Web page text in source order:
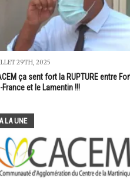
29TH, 2025
ça sent fort la RUPTURE entre
France et le Lamentin !!!
A LA UNE